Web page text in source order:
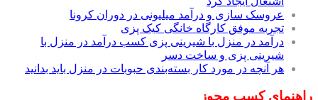
عروسک سازی و درآمد میلیونی در دوران کرونا
تجربه موفق کارگاه خانگی کیک پزی
درآمد در منزل با شیرینی پزی کسب درآمد در منزل با
شیرینی پزی و ساخت دسر
هر آنچه در مورد کار بسته‌بندی حبوبات در منزل باید بدانید
راهنمای کسب مجوز